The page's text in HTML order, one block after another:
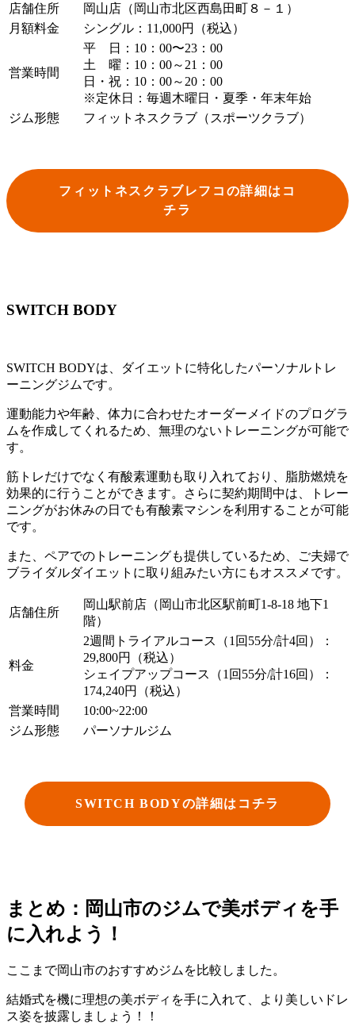
店舗住所
岡山店（岡山市北区西島田町８－１）
月額料金
シングル：11,000円（税込）
営業時間
平 日：10：00〜23：00
土 曜：10：00～21：00
日・祝：10：00～20：00
※定休日：毎週木曜日・夏季・年末年始
ジム形態
フィットネスクラブ（スポーツクラブ）
フィットネスクラブレフコの詳細はコ
チラ
SWITCH BODY
SWITCH BODYは、ダイエットに特化したパーソナルトレ
ーニングジムです。
運動能力や年齢、体力に合わせたオーダーメイドのプログラ
ムを作成してくれるため、無理のないトレーニングが可能で
す。
筋トレだけでなく有酸素運動も取り入れており、脂肪燃焼を
効果的に行うことができます。さらに契約期間中は、トレー
ニングがお休みの日でも有酸素マシンを利用することが可能
です。
また、ペアでのトレーニングも提供しているため、ご夫婦で
ブライダルダイエットに取り組みたい方にもオススメです。
店舗住所
岡山駅前店（岡山市北区駅前町1-8-18 地下1
階）
料金
2週間トライアルコース（1回55分/計4回）：
29,800円（税込）
シェイプアップコース（1回55分/計16回）：
174,240円（税込）
営業時間
10:00~22:00
ジム形態
パーソナルジム
SWITCH BODYの詳細はコチラ
まとめ：岡山市のジムで美ボディを手
に入れよう！
ここまで岡山市のおすすめジムを比較しました。
結婚式を機に理想の美ボディを手に入れて、より美しいドレ
ス姿を披露しましょう！！